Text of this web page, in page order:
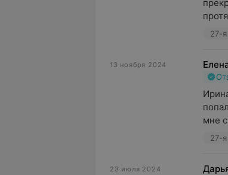
27-
13 ноября 2024
мне
27-
23 июля 2024